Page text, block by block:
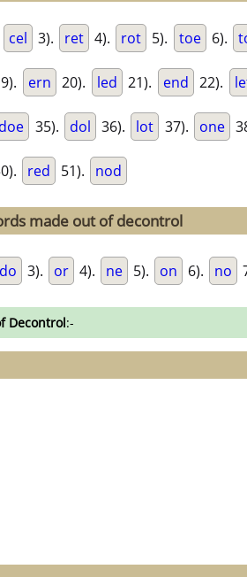
cel 3). ret 4). rot 5). toe 6).
ern 20). led 21). end 22).
doe 35). dol 36). lot 37). one
red 51). nod
made out of decontrol
do 3). or 4). ne 5). on 6). no
Decontrol:-